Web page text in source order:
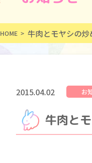
HOME 牛肉とモヤシの
2015.04.02 お
牛肉と